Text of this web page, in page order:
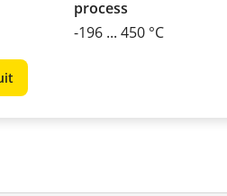
process
-196 ... 450 °C